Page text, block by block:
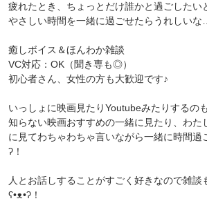
疲れたとき、ちょっとだけ誰かと過ごしたい
やさしい時間を一緒に過ごせたらうれしいな…
癒しボイス＆ほんわか雑談
VC対応：OK（聞き専も◎）
初心者さん、女性の方も大歓迎です♪
いっしょに映画見たりYoutubeみたりするの
知らない映画おすすめの一緒に見たり、わた
に見てわちゃわちゃ言いながら一緒に時間過
ʔ！
人とお話しすることがすごく好きなので雑談
ʕ•ᴥ•ʔ！